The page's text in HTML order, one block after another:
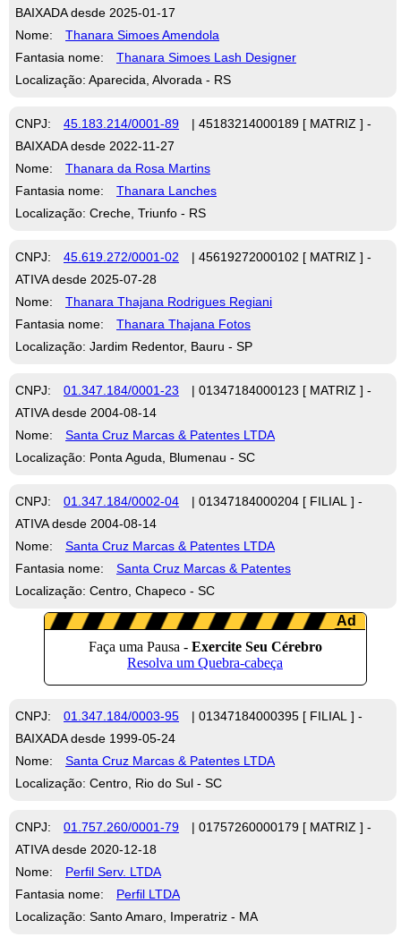
BAIXADA desde 2025-01-17
Nome:
Thanara Simoes Amendola
Fantasia nome:
Thanara Simoes Lash Designer
Localização: Aparecida, Alvorada - RS
CNPJ: 45.183.214/0001-89
| 45183214000189 [ MATRIZ ] -
BAIXADA desde 2022-11-27
Nome:
Thanara da Rosa Martins
Fantasia nome:
Thanara Lanches
Localização: Creche, Triunfo - RS
CNPJ: 45.619.272/0001-02
| 45619272000102 [ MATRIZ ] -
ATIVA desde 2025-07-28
Nome:
Thanara Thajana Rodrigues Regiani
Fantasia nome:
Thanara Thajana Fotos
Localização: Jardim Redentor, Bauru - SP
CNPJ: 01.347.184/0001-23
| 01347184000123 [ MATRIZ ] -
ATIVA desde 2004-08-14
Nome:
Santa Cruz Marcas & Patentes LTDA
Localização: Ponta Aguda, Blumenau - SC
CNPJ: 01.347.184/0002-04
| 01347184000204 [ FILIAL ] -
ATIVA desde 2004-08-14
Nome:
Santa Cruz Marcas & Patentes LTDA
Fantasia nome:
Santa Cruz Marcas & Patentes
Localização: Centro, Chapeco - SC
CNPJ: 01.347.184/0003-95
| 01347184000395 [ FILIAL ] -
BAIXADA desde 1999-05-24
Nome:
Santa Cruz Marcas & Patentes LTDA
Localização: Centro, Rio do Sul - SC
CNPJ: 01.757.260/0001-79
| 01757260000179 [ MATRIZ ] -
ATIVA desde 2020-12-18
Nome:
Perfil Serv. LTDA
Fantasia nome:
Perfil LTDA
Localização: Santo Amaro, Imperatriz - MA